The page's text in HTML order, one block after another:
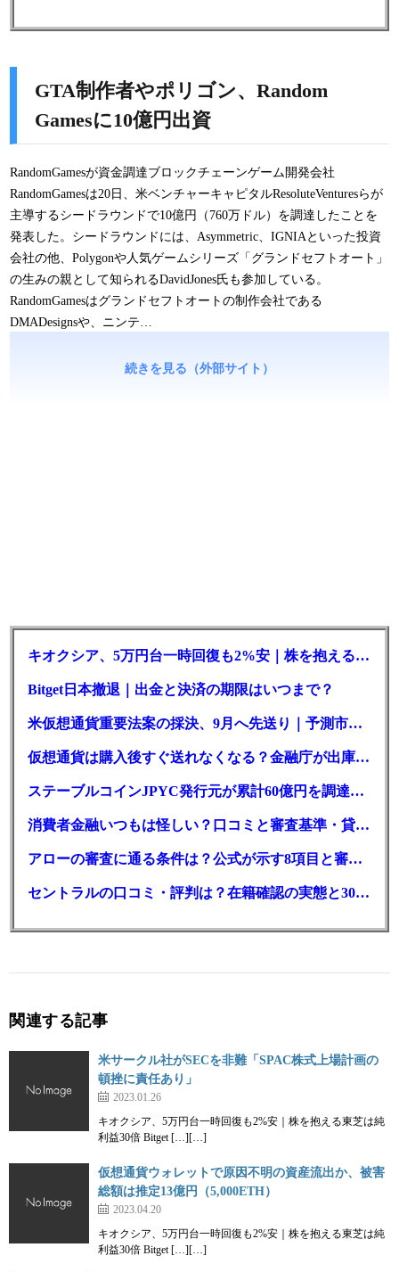
GTA制作者やポリゴン、Random
Gamesに10億円出資
RandomGamesが資金調達ブロックチェーンゲーム開発会社
RandomGamesは20日、米ベンチャーキャピタルResoluteVenturesらが
主導するシードラウンドで10億円（760万ドル）を調達したことを
発表した。シードラウンドには、Asymmetric、IGNIAといった投資
会社の他、Polygonや人気ゲームシリーズ「グランドセフトオート」
の生みの親として知られるDavidJones氏も参加している。
RandomGamesはグランドセフトオートの制作会社である
DMADesignsや、ニンテ…
続きを見る（外部サイト）
キオクシア、5万円台一時回復も2%安｜株を抱える東芝は純利益30倍
Bitget日本撤退｜出金と決済の期限はいつまで？
米仮想通貨重要法案の採決、9月へ先送り｜予測市場の成立確率は14%に
仮想通貨は購入後すぐ送れなくなる？金融庁が出庫制限を要請
ステーブルコインJPYC発行元が累計60億円を調達、物流大手も出資参画
消費者金融いつもは怪しい？口コミと審査基準・貸付条件を調査
アローの審査に通る条件は？公式が示す8項目と審査時間
セントラルの口コミ・評判は？在籍確認の実態と30日金利0円の落とし穴
関連する記事
米サークル社がSECを非難「SPAC株式上場計画の
頓挫に責任あり」
2023.01.26
キオクシア、5万円台一時回復も2%安｜株を抱える東芝は純
利益30倍 Bitget […][…]
仮想通貨ウォレットで原因不明の資産流出か、被害
総額は推定13億円（5,000ETH）
2023.04.20
キオクシア、5万円台一時回復も2%安｜株を抱える東芝は純
利益30倍 Bitget […][…]